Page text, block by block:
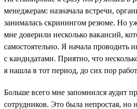
менеджерам: назначала встречи,
занималась скринингом резюме. Но
мне доверили несколько вакансий,
самостоятельно. Я начала проводить
с кандидатами. Приятно, что
я нашла в тот период, до сих пор
Больше всего мне запомнился аудит
сотрудников. Это была непростая, но